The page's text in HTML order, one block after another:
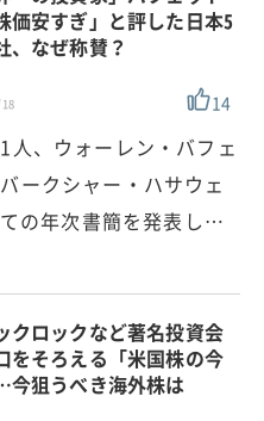
価安すぎ」と評した日本5
、なぜ称賛？
14
、ウォーレン・バフェ
ークシャー・ハサウェ
の年次書簡を発表し…
クロックなど著名投資会
をそろえる「米国株の今
狙うべき海外株は